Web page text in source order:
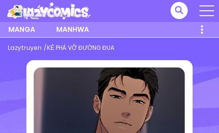
MANGA MANHWA
Lazytruyen KẺ PHÁ VỠ ĐƯỜNG ĐUA